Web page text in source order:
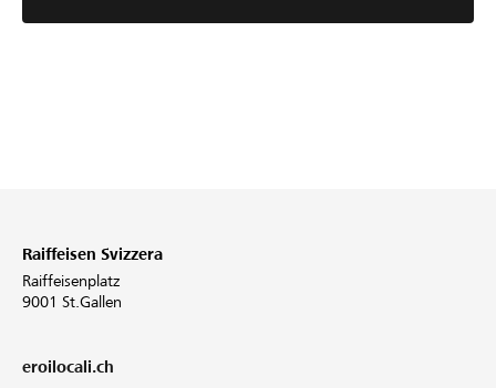
Raiffeisen Svizzera
Raiffeisenplatz
9001 St.Gallen
eroilocali.ch